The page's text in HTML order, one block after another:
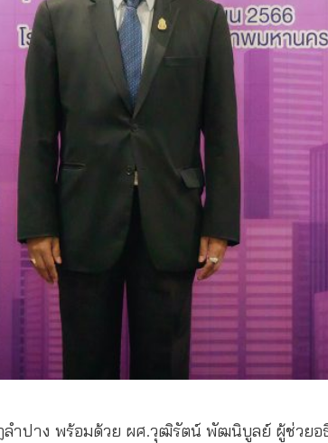
ำปาง พร้อมด้วย ผศ.วุฒิรัตน์ พัฒนิบูลย์ ผู้ช่วย